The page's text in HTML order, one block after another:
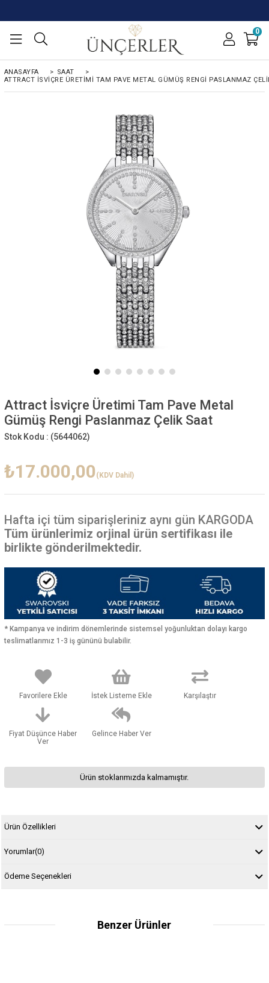
0
ANASAYFA > SAAT
>
ATTRACT İSVIÇRE ÜRETIMI TAM PAVE METAL GÜMÜŞ RENGI PASLANMAZ
Attract İsviçre Üretimi Tam Pave Metal
Gümüş Rengi Paslanmaz Çelik Saat
Stok Kodu : (5644062)
₺17.000,00 (KDV Dahil)
Hafta içi tüm siparişleriniz aynı gün KARGODA
Tüm ürünlerimiz orjinal ürün sertifikası ile
birlikte gönderilmektedir.
* Kampanya ve indirim dönemlerinde sistemsel yoğunluktan dolayı kargo
teslimatlarımız 1-3 iş gününü bulabilir.
Favorilere Ekle İstek Listeme Ekle Karşılaştır
Fiyat Düşünce Haber
Ver
Gelince Haber Ver
Ürün stoklarımızda kalmamıştır.
Ürün Özellikleri
Yorumlar(0)
Ödeme Seçenekleri
Benzer Ürünler